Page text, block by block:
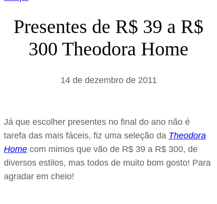
Presentes de R$ 39 a R$
300 Theodora Home
14 de dezembro de 2011
Já que escolher presentes no final do ano não é
tarefa das mais fáceis, fiz uma seleção da Theodora
Home com mimos que vão de R$ 39 a R$ 300, de
diversos estilos, mas todos de muito bom gosto! Para
agradar em cheio!